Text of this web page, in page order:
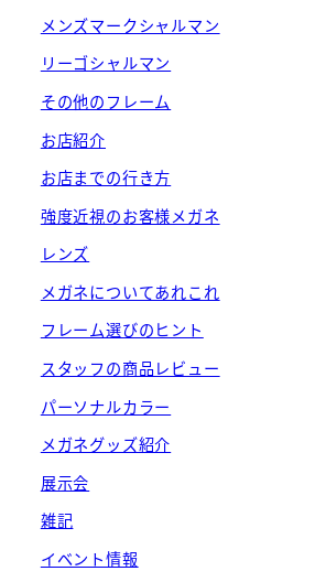
メンズマークシャルマン
リーゴシャルマン
その他のフレーム
お店紹介
お店までの行き方
強度近視のお客様メガネ
レンズ
メガネについてあれこれ
フレーム選びのヒント
スタッフの商品レビュー
パーソナルカラー
メガネグッズ紹介
展示会
雑記
イベント情報